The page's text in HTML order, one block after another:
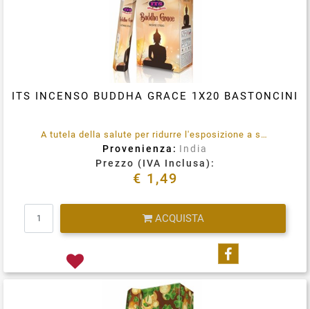
ITS INCENSO BUDDHA GRACE 1X20 BASTONCINI
A tutela della salute per ridurre l'esposizione a sostanze emesse durante la combustione (quali benzene e toluene) utilizzare in locali opportunamente ventilati, in maniera assolutamente saltuaria.
Provenienza: India
Prezzo (IVA Inclusa):
€ 1,49
ACQUISTA
Condividi su